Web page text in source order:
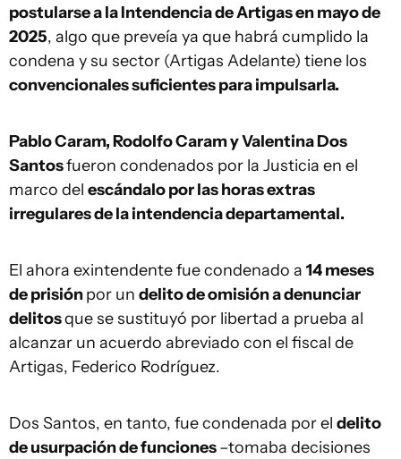
postularse a la Intendencia de Artigas en mayo de
2025, algo que preveía ya que habrá cumplido la
condena y su sector (Artigas Adelante) tiene los
convencionales suficientes para impulsarla.
Pablo Caram, Rodolfo Caram y Valentina Dos
Santosfueron condenados por la Justicia en el
marco del escándalo por las horas extras
irregulares de la intendencia departamental.
El ahora exintendente fue condenado a 14 meses
de prisiónpor un delito de omisión a denunciar
delitosque se sustituyó por libertad a prueba al
alcanzar un acuerdo abreviado con el fiscal de
Artigas, Federico Rodríguez.
Dos Santos, en tanto, fue condenada por el delito
de usurpación de funciones–tomaba decisiones